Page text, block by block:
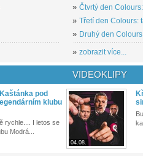
» Čtvrtý den
» Třetí den Colours:
» Druhý den
» zobrazit více...
pod
klubu
rychle.... I letos se
Modrá...
VIDEOKLIPY
04.08.